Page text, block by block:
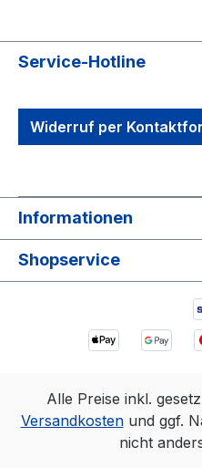
Service-Hotline
Widerruf per
Informationen
Shopservice
Alle Preise inkl.
Versandkostenund ggf.
nicht